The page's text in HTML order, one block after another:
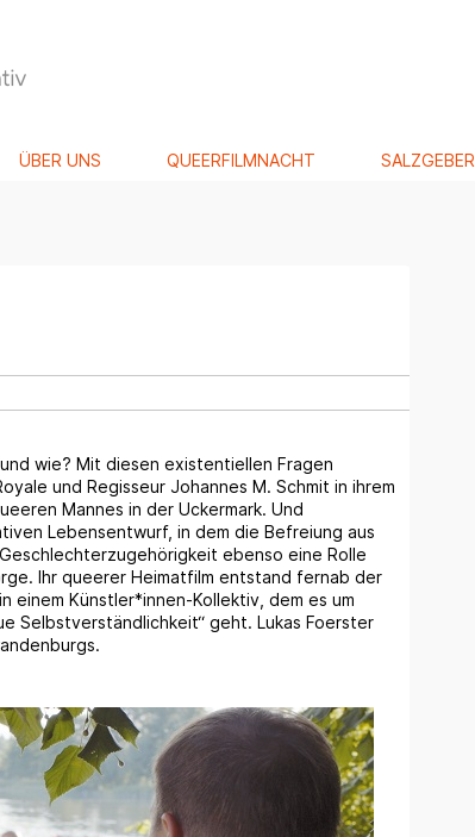
ÜBER UNS QUEERFILMNACHT SALZGEBER
wie? Mit diesen existentiellen Fragen
und Regisseur Johannes M. Schmit in ihrem
Mannes in der Uckermark. Und
Lebensentwurf, in dem die Befreiung aus
ebenso eine Rolle
Ihr queerer Heimatfilm entstand fernab der
einem Künstler*innen-Kollektiv, dem es um
Selbstverständlichkeit“ geht. Lukas Foerster